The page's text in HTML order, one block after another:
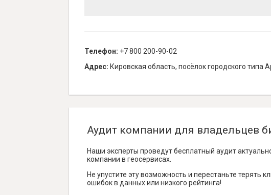
Телефон: +7 800 200-90-02
Адрес: Кировская область, посёлок городского типа
Аудит компании для владельцев
Наши эксперты проведут бесплатный аудит
компании в геосервисах.
Не упустите эту возможность и перестаньте терять
ошибок в данных или низкого рейтинга!